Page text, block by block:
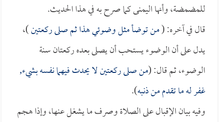
للمضمضة، وأنها اليمنى كما صرح به في هذا الحديث.
قال في آخره: (من توضأ مثل وضوئي هذا ثم صلى ركعتين)،
يدل على أن الوضوء يستحب أن يصلى بعده ركعتان سنة
الوضوء، ثم قال: (من صلى ركعتين لا يحدث فيهما نفسه بشيء,
غفر له ما تقدم من ذنبه).
وفيه بيان الإقبال على الصلاة وصرف ما يشغل عنها، وإذا هجم